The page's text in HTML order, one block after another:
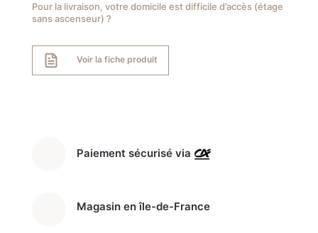
Série
500
Micro-
ondes
encastrable
Pour la livraison, votre domicile est difficile d’accès (étage
sans ascenseur) ?
Voir la fiche produit
Paiement sécurisé via
Magasin en île-de-France